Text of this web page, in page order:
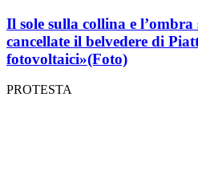
Il sole sulla collina e
cancellate il belvedere di
fotovoltaici»(Foto)
PROTESTA